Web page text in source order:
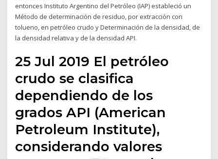
entonces Instituto Argentino del Petróleo (IAP) estableció un
Método de determinación de residuo, por extracción con
tolueno, en petróleo crudo y Determinación de la densidad, de
la densidad relativa y de la densidad API.
25 Jul 2019 El petróleo
crudo se clasifica
dependiendo de los
grados API (American
Petroleum Institute),
considerando valores